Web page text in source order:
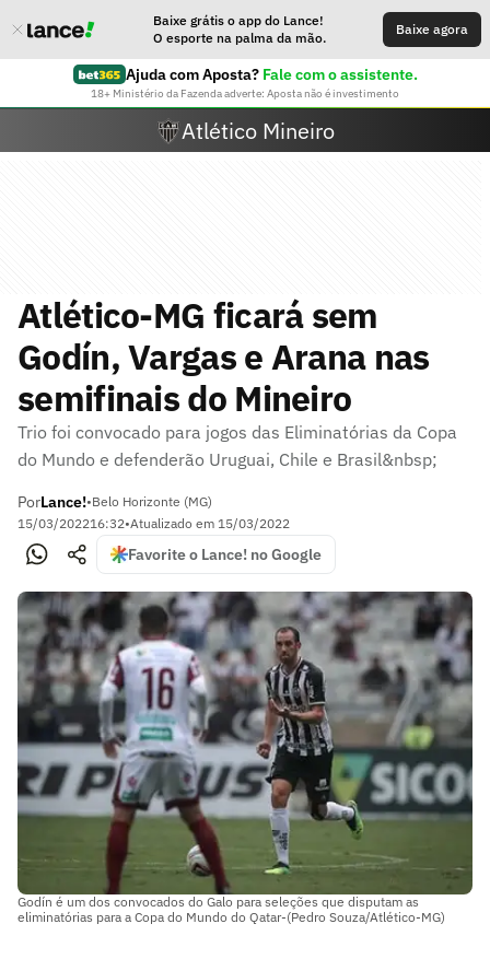
Baixe grátis o app do Lance!
O esporte na palma da mão.
Baixe agora
Ajuda com Aposta? Fale com o assistente.
18+ Ministério da Fazenda adverte: Aposta não é investimento
Atlético Mineiro
Atlético-MG ficará sem
Godín, Vargas e Arana nas
semifinais do Mineiro
Trio foi convocado para jogos das Eliminatórias da Copa
do Mundo e defenderão Uruguai, Chile e Brasil&nbsp;
PorLance!•Belo Horizonte (MG)
15/03/202216:32•Atualizado em 15/03/2022
Favorite o Lance! no Google
Godín é um dos convocados do Galo para seleções que disputam as
eliminatórias para a Copa do Mundo do Qatar-(Pedro Souza/Atlético-MG)